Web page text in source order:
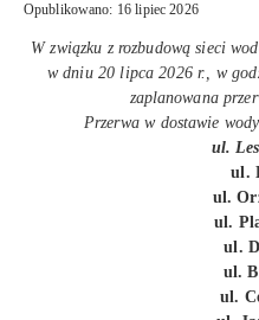
Opublikowano: 16 lipiec 2026
W związku z rozbudową sieci
w dniu 20 lipca 2026 r., w
zaplanowana
Przerwa w dostawie
ul.
ul.
ul.
ul.
ul.
ul.
ul.